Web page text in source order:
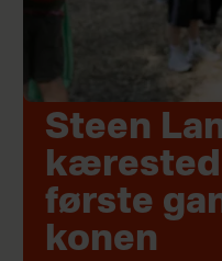
Steen
første
konen